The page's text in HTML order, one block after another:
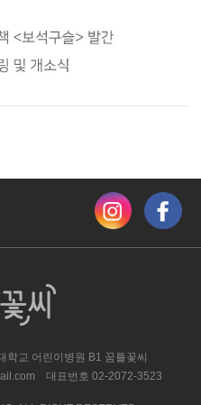
학교 어린이병원 ​B1 꿈틀꽃씨
대표번호 02-2072-3523